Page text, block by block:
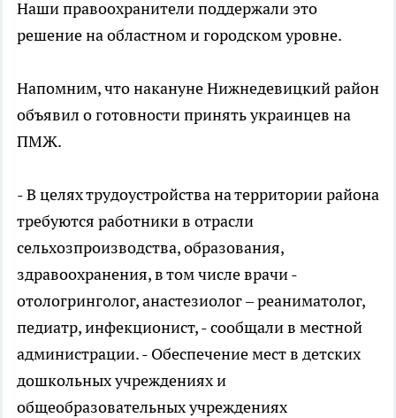
Наши правоохранители поддержали это
решение на областном и городском уровне.
Напомним, что накануне Нижнедевицкий район
объявил о готовности принять украинцев на
ПМЖ.
- В целях трудоустройства на территории района
требуются работники в отрасли
сельхозпроизводства, образования,
здравоохранения, в том числе врачи -
отологринголог, анастезиолог – реаниматолог,
педиатр, инфекционист, - сообщали в местной
администрации. - Обеспечение мест в детских
дошкольных учреждениях и
общеобразовательных учреждениях